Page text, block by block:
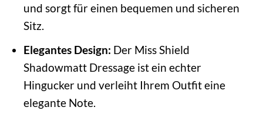
und sorgt für einen bequemen und sicheren
Sitz.
Elegantes Design: Der Miss Shield
Shadowmatt Dressage ist ein echter
Hingucker und verleiht Ihrem Outfit eine
elegante Note.